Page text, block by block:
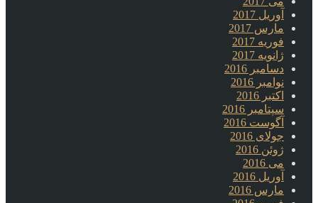
آوریل 2017
مارس 2017
فوریه 2017
ژانویه 2017
دسامبر 2016
نوامبر 2016
اکتبر 2016
سپتامبر 2016
آگوست 2016
جولای 2016
ژوئن 2016
می 2016
آوریل 2016
مارس 2016